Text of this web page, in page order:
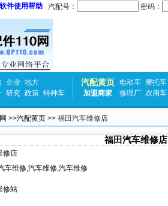
件使用帮助 汽配号： 密码：
企业 地方
研究 政策 特种车
汽配黄页 电动车 摩托车
加盟商家
修理厂 农用车
>>汽配黄页 >> 福田汽车维修店
福田汽车维修店
修店
车维修,汽车维修,汽车维修
修站